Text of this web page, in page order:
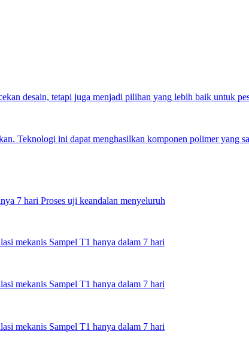
desain, tetapi juga menjadi pilihan yang lebih baik untuk
Teknologi ini dapat menghasilkan komponen polimer yang
7 hari Proses uji keandalan menyeluruh
mekanis Sampel T1 hanya dalam 7 hari
mekanis Sampel T1 hanya dalam 7 hari
mekanis Sampel T1 hanya dalam 7 hari